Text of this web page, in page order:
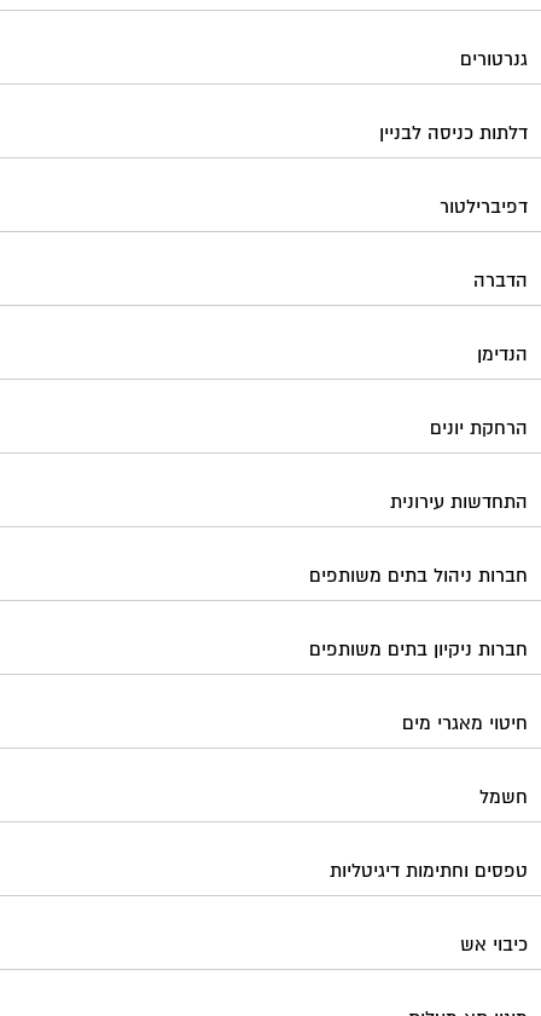
גנרטורים
דלתות כניסה לבניין
דפיברילטור
הדברה
הנדימן
הרחקת יונים
התחדשות עירונית
חברות ניהול בתים משותפים
חברות ניקיון בתים משותפים
חיטוי מאגרי מים
חשמל
טפסים וחתימות דיגיטליות
כיבוי אש